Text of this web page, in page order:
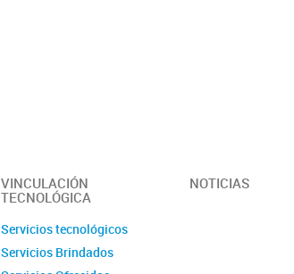
VINCULACIÓN
TECNOLÓGICA
Servicios tecnológicos
Servicios Brindados
NOTICIAS